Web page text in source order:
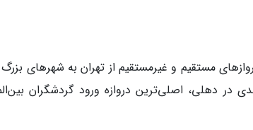
مستقیم و غیرمستقیم از تهران به شهرهای
در دهلی، اصلی‌ترین دروازه ورود گردشگران